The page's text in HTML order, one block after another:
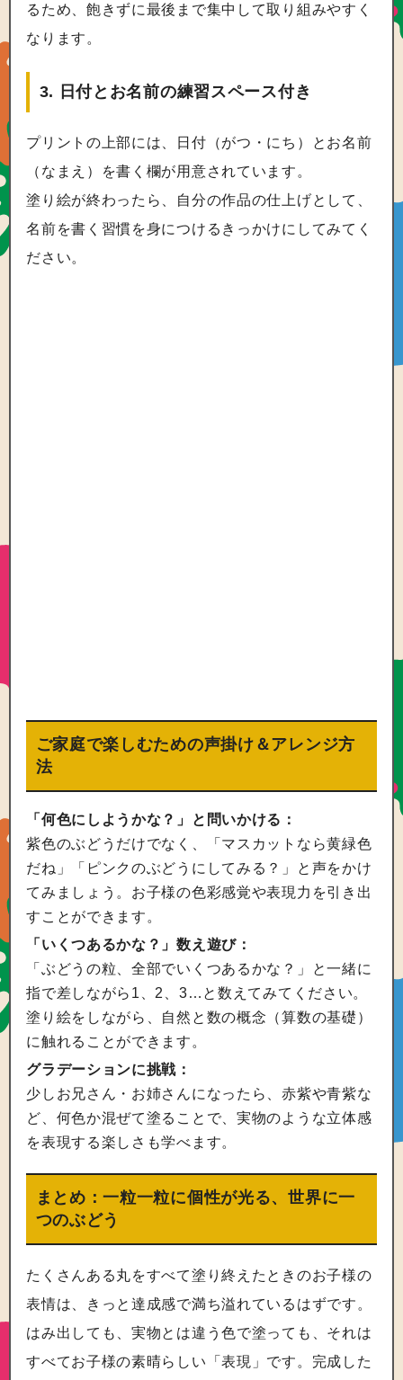
るため、飽きずに最後まで集中して取り組みやすく
なります。
3. 日付とお名前の練習スペース付き
プリントの上部には、日付（がつ・にち）とお名前
（なまえ）を書く欄が用意されています。
塗り絵が終わったら、自分の作品の仕上げとして、
名前を書く習慣を身につけるきっかけにしてみてく
ださい。
ご家庭で楽しむための声掛け＆アレンジ方
法
「何色にしようかな？」と問いかける：
紫色のぶどうだけでなく、「マスカットなら黄緑色
だね」「ピンクのぶどうにしてみる？」と声をかけ
てみましょう。お子様の色彩感覚や表現力を引き出
すことができます。
「いくつあるかな？」数え遊び：
「ぶどうの粒、全部でいくつあるかな？」と一緒に
指で差しながら1、2、3…と数えてみてください。
塗り絵をしながら、自然と数の概念（算数の基礎）
に触れることができます。
グラデーションに挑戦：
少しお兄さん・お姉さんになったら、赤紫や青紫な
ど、何色か混ぜて塗ることで、実物のような立体感
を表現する楽しさも学べます。
まとめ：一粒一粒に個性が光る、世界に一
つのぶどう
たくさんある丸をすべて塗り終えたときのお子様の
表情は、きっと達成感で満ち溢れているはずです。
はみ出しても、実物とは違う色で塗っても、それは
すべてお子様の素晴らしい「表現」です。完成した